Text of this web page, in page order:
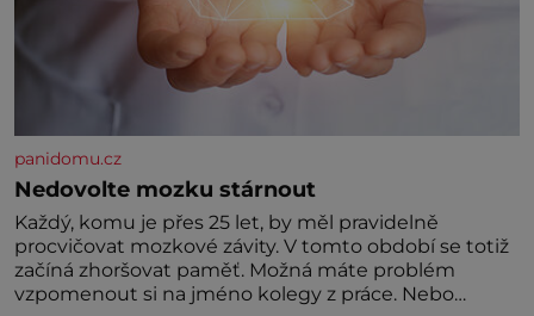
panidomu.cz
Nedovolte mozku stárnout
Každý, komu je přes 25 let, by měl pravidelně
procvičovat mozkové závity. V tomto období se totiž
začíná zhoršovat paměť. Možná máte problém
vzpomenout si na jméno kolegy z práce. Nebo